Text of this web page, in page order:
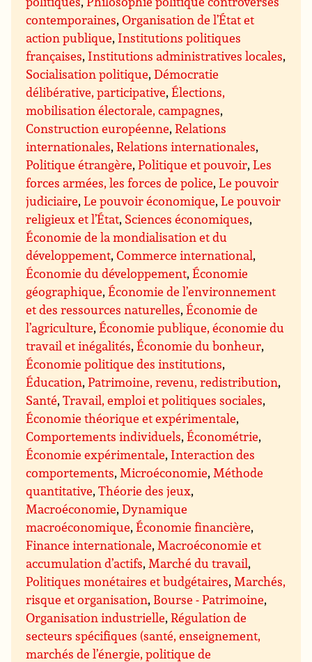
contemporaines,Organisation de l’État et
action publique, Institutions politiques
françaises, Institutions administratives locales,
Socialisation politique,Démocratie
délibérative, participative,Élections,
mobilisation électorale, campagnes,
Construction européenne,Relations
internationales,Relations internationales,
Politique étrangère,Politique et pouvoir,Les
forces armées, les forces de police,Le pouvoir
judiciaire,Le pouvoir économique,Le pouvoir
religieux et l’État, Sciences économiques,
Économie de la mondialisation et du
développement,Commerce international,
Économie du développement,Économie
géographique,Économie de l’environnement
et des ressources naturelles,Économie de
l’agriculture,Économie publique, économie du
travail et inégalités,Économie du bonheur,
Économie politique des institutions,
Éducation,Patrimoine, revenu, redistribution,
Santé,Travail, emploi et politiques sociales,
Économie théorique et expérimentale,
Comportements individuels,Économétrie,
Économie expérimentale, Interaction des
comportements, Microéconomie, Méthode
quantitative,Théorie des jeux,
Macroéconomie,Dynamique
macroéconomique,Économie financière,
Finance internationale, Macroéconomie et
accumulation d’actifs, Marché du travail,
Politiques monétaires et budgétaires, Marchés,
risque et organisation, Bourse - Patrimoine,
Organisation industrielle,Régulation de
secteurs spécifiques (santé, enseignement,
marchés de l’énergie, politique de